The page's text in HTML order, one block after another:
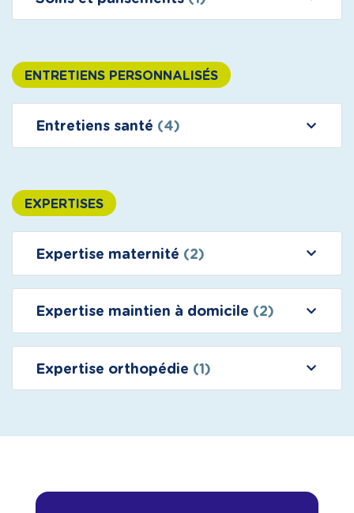
ENTRETIENS PERSONNALISÉS
Entretiens santé (4)
EXPERTISES
Expertise maternité (2)
Expertise maintien à domicile (2)
Expertise orthopédie (1)